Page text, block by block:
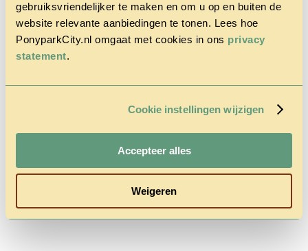
gebruiksvriendelijker te maken en om u op en buiten de
website relevante aanbiedingen te tonen. Lees hoe
PonyparkCity.nl omgaat met cookies in ons privacy
statement.
Cookie instellingen wijzigen
Accepteer alles
Weigeren
Home
Cowboy
Actie
Tarieven &